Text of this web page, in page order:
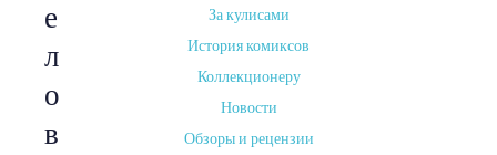
е
л
о
в
За кулисами
История комиксов
Коллекционеру
Новости
Обзоры и рецензии